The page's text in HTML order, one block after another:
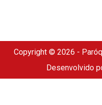
Copyright © 2026 -
Desenvolvido